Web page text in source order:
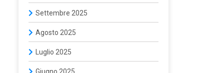
Settembre 2025
Agosto 2025
Luglio 2025